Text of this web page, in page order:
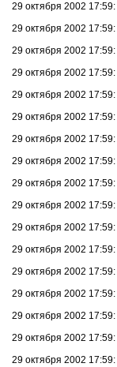
29 октября 2002 17:59:
29 октября 2002 17:59:
29 октября 2002 17:59:
29 октября 2002 17:59:
29 октября 2002 17:59:
29 октября 2002 17:59:
29 октября 2002 17:59:
29 октября 2002 17:59:
29 октября 2002 17:59:
29 октября 2002 17:59:
29 октября 2002 17:59:
29 октября 2002 17:59:
29 октября 2002 17:59:
29 октября 2002 17:59:
29 октября 2002 17:59:
29 октября 2002 17:59:
29 октября 2002 17:59: